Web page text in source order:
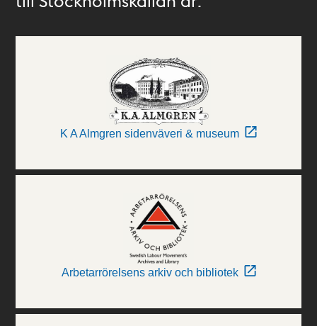
K A Almgren sidenväveri & museum
Arbetarrörelsens arkiv och bibliotek